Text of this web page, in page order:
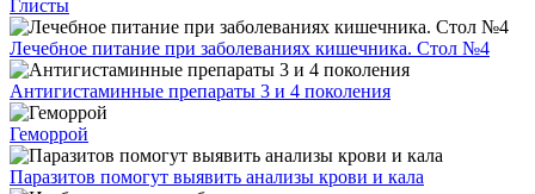
Глисты
Лечебное питание при заболеваниях кишечника. Стол №4
Антигистаминные препараты 3 и 4 поколения
Геморрой
Паразитов помогут выявить анализы крови и кала